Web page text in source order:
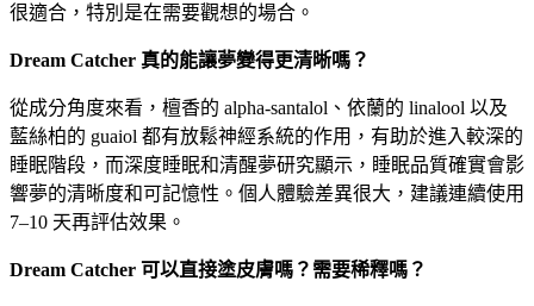
很適合，特別是在需要觀想的場合。
Dream Catcher 真的能讓夢變得更清晰嗎？
從成分角度來看，檀香的 alpha-santalol、依蘭的 linalool 以及
藍絲柏的 guaiol 都有放鬆神經系統的作用，有助於進入較深的
睡眠階段，而深度睡眠和清醒夢研究顯示，睡眠品質確實會影
響夢的清晰度和可記憶性。個人體驗差異很大，建議連續使用
7–10 天再評估效果。
Dream Catcher 可以直接塗皮膚嗎？需要稀釋嗎？